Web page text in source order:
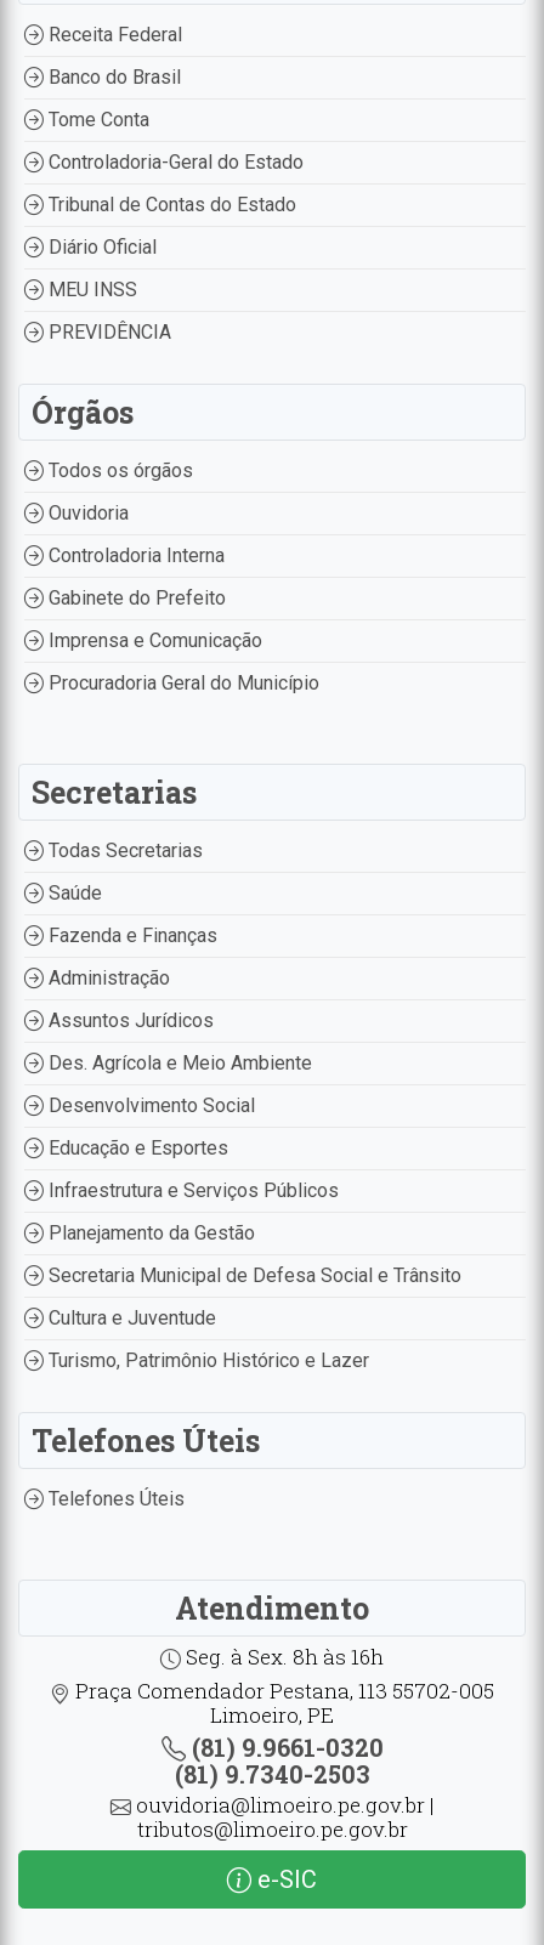
Receita Federal
Banco do Brasil
Tome Conta
Controladoria-Geral do Estado
Tribunal de Contas do Estado
Diário Oficial
MEU INSS
PREVIDÊNCIA
Órgãos
Todos os órgãos
Ouvidoria
Controladoria Interna
Gabinete do Prefeito
Imprensa e Comunicação
Procuradoria Geral do Município
Secretarias
Todas Secretarias
Saúde
Fazenda e Finanças
Administração
Assuntos Jurídicos
Des. Agrícola e Meio Ambiente
Desenvolvimento Social
Educação e Esportes
Infraestrutura e Serviços Públicos
Planejamento da Gestão
Secretaria Municipal de Defesa Social e Trânsito
Cultura e Juventude
Turismo, Patrimônio Histórico e Lazer
Telefones Úteis
Telefones Úteis
Atendimento
Seg. à Sex. 8h às 16h
Praça Comendador Pestana, 113 55702-005
Limoeiro, PE
(81) 9.9661-0320
(81) 9.7340-2503
ouvidoria@limoeiro.pe.gov.br |
tributos@limoeiro.pe.gov.br
e-SIC